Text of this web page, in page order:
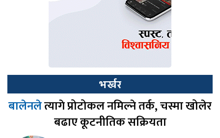
भर्खर
बालेनलेत्यागे प्रोटोकल नमिल्ने तर्क, चस्मा खोलेर
बढाए कूटनीतिक सक्रियता